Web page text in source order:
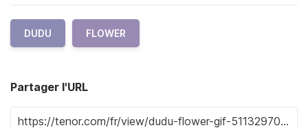
DUDU FLOWER
Partager l'URL